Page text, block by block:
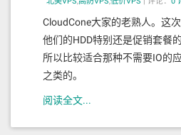
CloudCone大家的老熟人。这
他们的HDD特别还是促销套餐
所以比较适合那种不需要IO的
之类的。
阅读全文...